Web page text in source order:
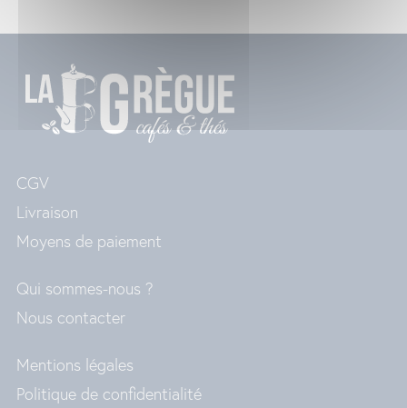
CGV
Livraison
Moyens de paiement
Qui sommes-nous ?
Nous contacter
Mentions légales
Politique de confidentialité